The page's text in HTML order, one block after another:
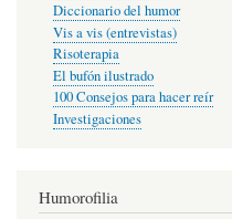
Diccionario del humor
Vis a vis (entrevistas)
Risoterapia
El bufón ilustrado
100 Consejos para hacer reír
Investigaciones
Humorofilia